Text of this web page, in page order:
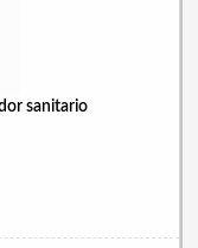
sanitario